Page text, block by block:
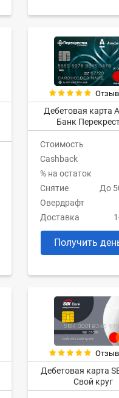
Дебетовая карта
Банк
Стоимость
Cashback
% на остаток
Снятие
До
Овердрафт
Доставка
Получить
Дебетовая карта
Свой круг